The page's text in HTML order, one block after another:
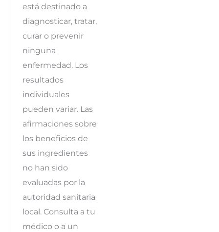
está destinado a
diagnosticar, tratar,
curar o prevenir
ninguna
enfermedad. Los
resultados
individuales
pueden variar. Las
afirmaciones sobre
los beneficios de
sus ingredientes
no han sido
evaluadas por la
autoridad sanitaria
local. Consulta a tu
médico o a un